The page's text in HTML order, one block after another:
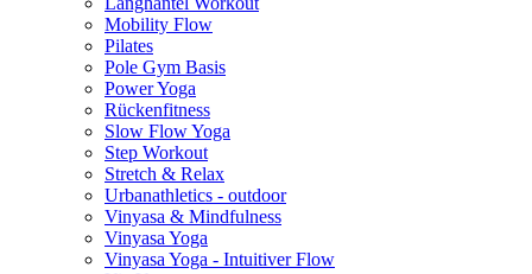
Mobility Flow
Pilates
Pole Gym Basis
Power Yoga
Rückenfitness
Slow Flow Yoga
Step Workout
Stretch & Relax
Urbanathletics - outdoor
Vinyasa & Mindfulness
Vinyasa Yoga
Vinyasa Yoga - Intuitiver Flow